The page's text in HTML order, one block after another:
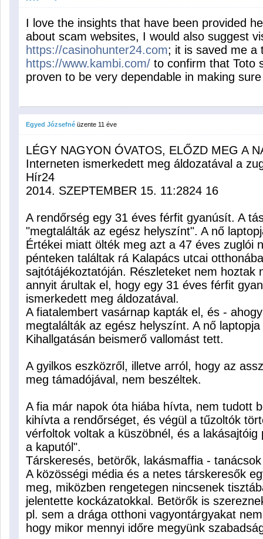
I love the insights that have been provided
about scam websites, I would also suggest
https://casinohunter24.com; it is saved me a
https://www.kambi.com/ to confirm that Toto
proven to be very dependable in making
Egyed Józsefné üzente 11 éve
LÉGY NAGYON ÓVATOS, ELŐZD MEG A
Interneten ismerkedett meg áldozatával a
Hír24
2014. SZEPTEMBER 15. 11:2824 16
A rendőrség egy 31 éves férfit gyanúsít. A
"megtalálták az egész helyszínt". A nő
Értékei miatt ölték meg azt a 47 éves zuglói
pénteken találtak rá Kalapács utcai
sajtótájékoztatóján. Részleteket nem hoztak
annyit árultak el, hogy egy 31 éves férfit
ismerkedett meg áldozatával.
A fiatalembert vasárnap kapták el, és -
megtalálták az egész helyszínt. A nő
Kihallgatásán beismerő vallomást tett.
A gyilkos eszközről, illetve arról, hogy az
meg támadójával, nem beszéltek.
A fia már napok óta hiába hívta, nem tudott
kihívta a rendőrséget, és végül a tűzoltók
vérfoltok voltak a küszöbnél, és a lakásajtóig
a kaputól".
Társkeresés, betörők, lakásmaffia - tanácsok
A közösségi média és a netes társkeresők
meg, miközben rengetegen nincsenek
jelentette kockázatokkal. Betörők is
pl. sem a drága otthoni vagyontárgyakat
hogy mikor mennyi időre megyünk